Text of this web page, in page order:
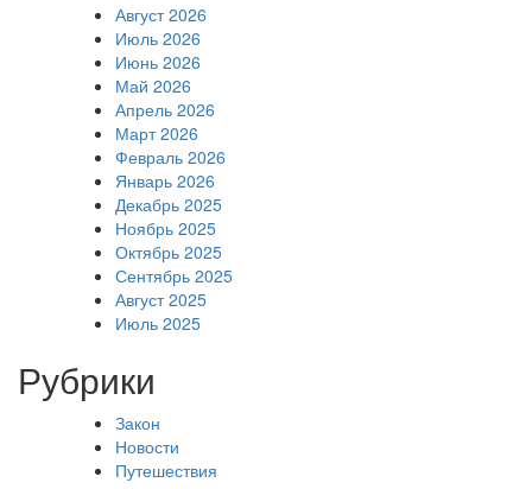
Август 2026
Июль 2026
Июнь 2026
Май 2026
Апрель 2026
Март 2026
Февраль 2026
Январь 2026
Декабрь 2025
Ноябрь 2025
Октябрь 2025
Сентябрь 2025
Август 2025
Июль 2025
Рубрики
Закон
Новости
Путешествия